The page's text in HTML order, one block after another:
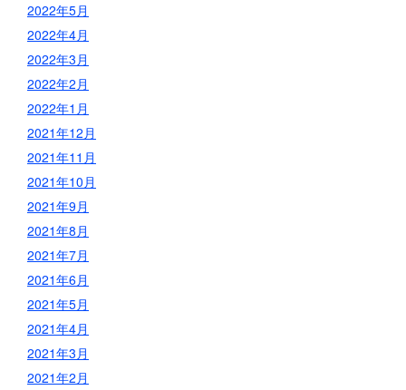
2022年5月
2022年4月
2022年3月
2022年2月
2022年1月
2021年12月
2021年11月
2021年10月
2021年9月
2021年8月
2021年7月
2021年6月
2021年5月
2021年4月
2021年3月
2021年2月